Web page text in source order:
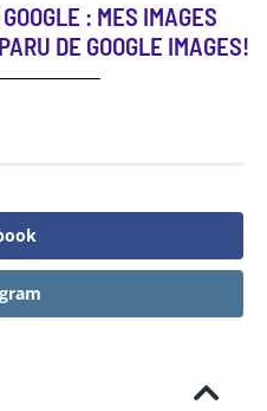
: MES IMAGES
DE GOOGLE IMAGES!